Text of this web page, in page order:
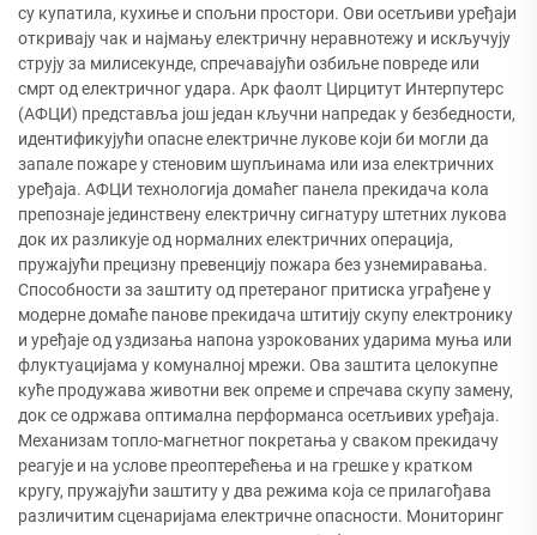
су купатила, кухиње и спољни простори. Ови осетљиви уређаји
откривају чак и најмању електричну неравнотежу и искључују
струју за милисекунде, спречавајући озбиљне повреде или
смрт од електричног удара. Арк фаолт Цирцитут Интерпутерс
(АФЦИ) представља још један кључни напредак у безбедности,
идентификујући опасне електричне лукове који би могли да
запале пожаре у стеновим шупљинама или иза електричних
уређаја. АФЦИ технологија домаћег панела прекидача кола
препознаје јединствену електричну сигнатуру штетних лукова
док их разликује од нормалних електричних операција,
пружајући прецизну превенцију пожара без узнемиравања.
Способности за заштиту од претераног притиска уграђене у
модерне домаће панове прекидача штитију скупу електронику
и уређаје од уздизања напона узрокованих ударима муња или
флуктуацијама у комуналној мрежи. Ова заштита целокупне
куће продужава животни век опреме и спречава скупу замену,
док се одржава оптимална перформанса осетљивих уређаја.
Механизам топло-магнетног покретања у сваком прекидачу
реагује и на услове преоптерећења и на грешке у кратком
кругу, пружајући заштиту у два режима која се прилагођава
различитим сценаријама електричне опасности. Мониторинг